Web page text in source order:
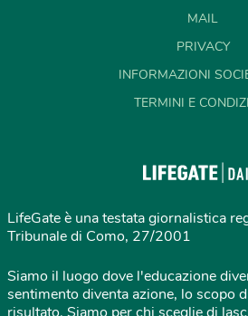
MAIL
PRIVACY
INFORMAZIONI
TERMINI E
LifeGate è una testata giornalistica
Tribunale di Como, 27/2001
Siamo il luogo dove l'educazione
sentimento diventa azione, lo scopo